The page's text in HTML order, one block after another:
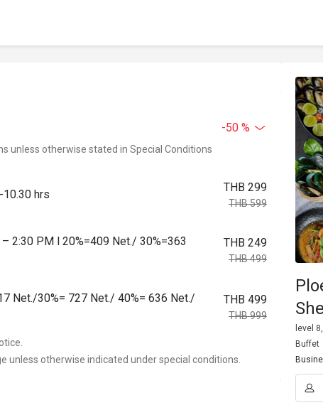
-50 %
unless otherwise stated in Special Conditions
hrs
THB 299
THB 599
2:30 PM l 20%=409 Net./ 30%=363
THB 249
THB 499
Net./30%= 727 Net./ 40%= 636 Net./
THB 499
THB 999
unless otherwise indicated under special conditions.
level
Buffet